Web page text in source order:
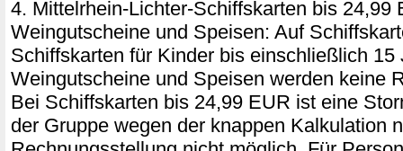
4. Mittelrhein-Lichter-Schiffskarten bis 24,99
Weingutscheine und Speisen: Auf
Schiffskarten für Kinder bis einschließlich 15
Weingutscheine und Speisen werden keine
Bei Schiffskarten bis 24,99 EUR ist eine
der Gruppe wegen der knappen Kalkulation